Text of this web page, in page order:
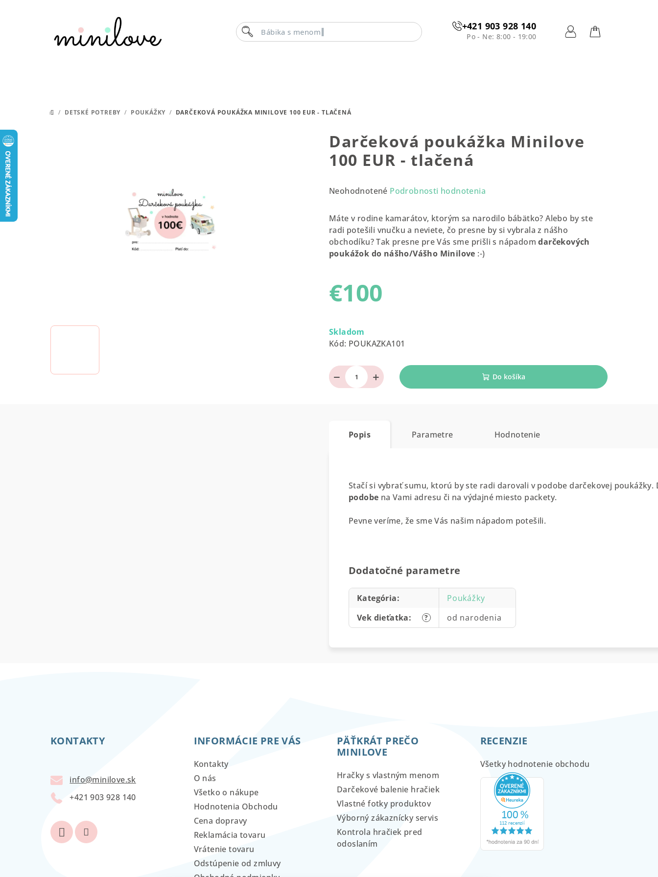
Bábika s menom
Hľadať +421 903 928 140
Po - Ne: 8:00 - 19:00
DOMOV
/ DETSKÉ POTREBY / POUKÁŽKY / DARČEKOVÁ POUKÁŽKA MINILOVE 100 EUR - TLAČENÁ
Darčeková poukážka Minilove
100 EUR - tlačená
Priemerné
produktu
0,0
5
Neohodnotené Podrobnosti hodnotenia
Máte v rodine kamarátov, ktorým sa narodilo bábätko? Alebo by ste
radi potešili vnučku a neviete, čo presne by si vybrala z nášho
obchodíku? Tak presne pre Vás sme prišli s nápadomdarčekových
poukážok do nášho/Vášho Minilove :-)
€100
cena:
Skladom
Kód: POUKAZKA101
+
− Do košíka
Popis Parametre Hodnotenie
Stačí si vybrať sumu, ktorú by ste radi darovali v podobe darčekovej
podobe na Vami adresu či na výdajné miesto packety.
Pevne veríme, že sme Vás našim nápadom potešili.
Dodatočné parametre
Kategória: Poukážky
?
Vek dieťatka: od narodenia
KONTAKTY
info@minilove.sk
+421 903 928 140
INFORMÁCIE PRE VÁS
Kontakty
O nás
Všetko o nákupe
Hodnotenia Obchodu
Cena dopravy
Reklamácia tovaru
Vrátenie tovaru
Odstúpenie od zmluvy
PÄŤKRÁT PREČO
MINILOVE
Hračky s vlastným menom
Darčekové balenie hračiek
Vlastné fotky produktov
Výborný zákaznícky servis
Kontrola hračiek pred
odoslaním
RECENZIE
Všetky hodnotenie obchodu